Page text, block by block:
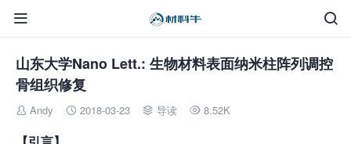


山东大学Nano Lett.: 生物材料表面纳米柱阵列调控
骨组织修复
 Andy  2018-03-23  导读  8.52K